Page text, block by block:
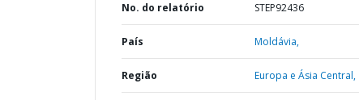
No. do relatório STEP92436
País Moldávia,
Região Europa e Ásia Central,